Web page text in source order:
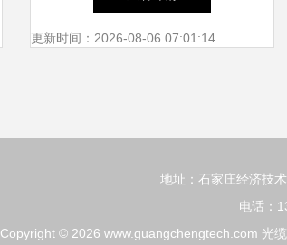
更新时间：2026-08-06 07:01:14
地址：石家庄经济技
电话：
Copyright © 2026 www.guangchengtech.com 光缆